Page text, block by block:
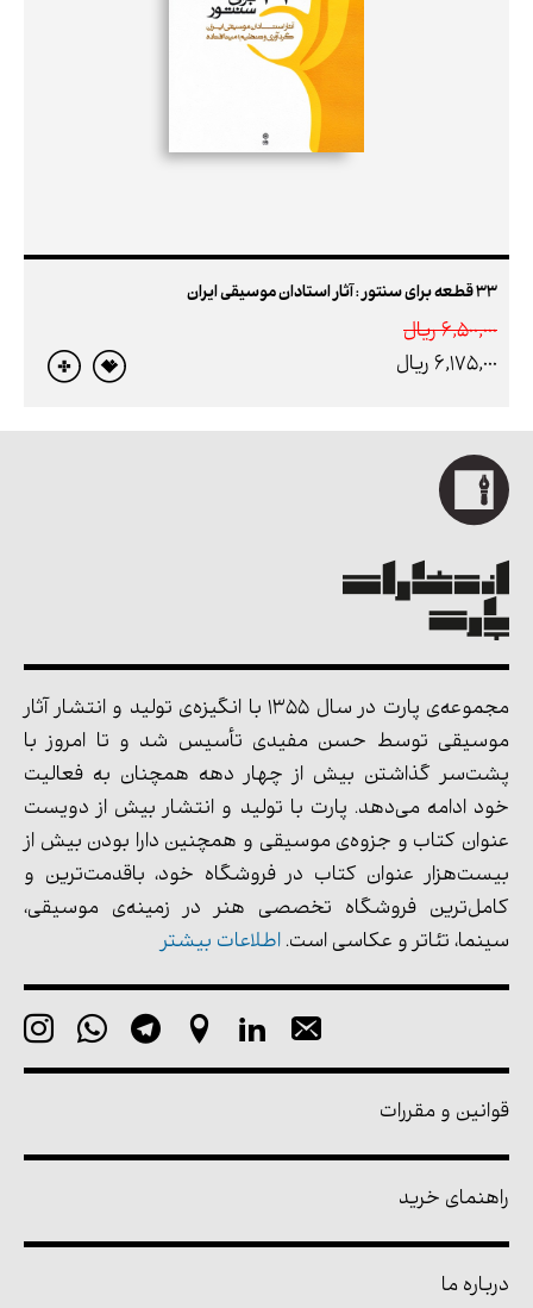
33 قطعه برای سنتور : آثار استادان موسیقی ایران
6,500,000 ريال
6,175,000 ريال
مجموعه‌ی پارت در سال 1355 با انگیزه‌ی تولید و انتشار آثار
موسیقی توسط حسن مفیدی تأسیس شد و تا امروز با
پشت‌سر گذاشتن بیش از چهار دهه همچنان به فعالیت
خود ادامه می‌دهد. پارت با تولید و انتشار بیش از دویست
عنوان کتاب و جزوه‌ی موسیقی و همچنین دارا بودن بیش از
بیست‌هزار عنوان کتاب در فروشگاه خود، باقدمت‌ترین و
کامل‌ترین فروشگاه تخصصی هنر در زمینه‌ی موسیقی،
سینما، تئاتر و عکاسی است. اطلاعات بیشتر
قوانین و مقررات
راهنمای خرید
درباره ما